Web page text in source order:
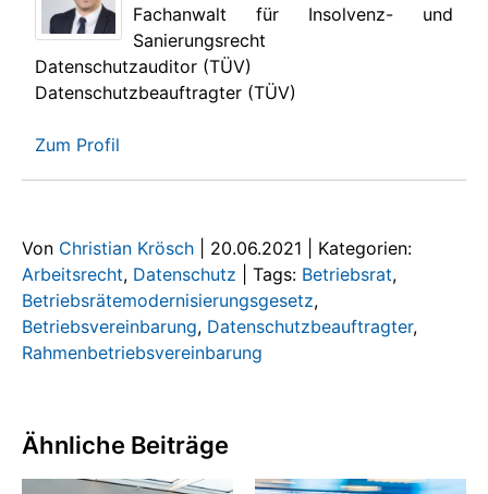
Fachanwalt für Insolvenz- und
Sanierungsrecht
Datenschutzauditor (TÜV)
Datenschutzbeauftragter (TÜV)
Zum Profil
Von Christian Krösch 20.06.2021
Kategorien:
Arbeitsrecht, Datenschutz Tags: Betriebsrat,
Betriebsrätemodernisierungsgesetz,
Betriebsvereinbarung, Datenschutzbeauftragter,
Rahmenbetriebsvereinbarung
Ähnliche Beiträge